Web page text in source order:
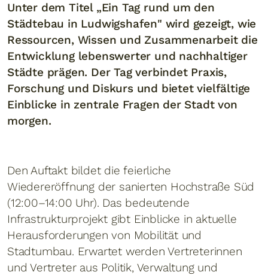
Unter dem Titel „Ein Tag rund um den
Städtebau in Ludwigshafen" wird gezeigt, wie
Ressourcen, Wissen und Zusammenarbeit die
Entwicklung lebenswerter und nachhaltiger
Städte prägen. Der Tag verbindet Praxis,
Forschung und Diskurs und bietet vielfältige
Einblicke in zentrale Fragen der Stadt von
morgen.
Den Auftakt bildet die feierliche
Wiedereröffnung der sanierten Hochstraße Süd
(12:00–14:00 Uhr). Das bedeutende
Infrastrukturprojekt gibt Einblicke in aktuelle
Herausforderungen von Mobilität und
Stadtumbau. Erwartet werden Vertreterinnen
und Vertreter aus Politik, Verwaltung und